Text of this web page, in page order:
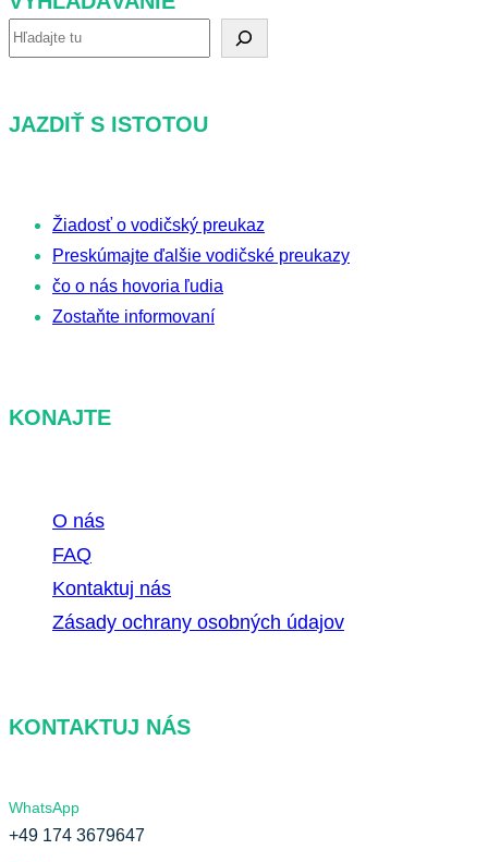
V
ľ
e
JAZDIŤ S ISTOTOU
Žiadosť o vodičský preukaz
Preskúmajte ďalšie vodičské preukazy
čo o nás hovoria ľudia
Zostaňte informovaní
KONAJTE
O nás
FAQ
Kontaktuj nás
Zásady ochrany osobných údajov
KONTAKTUJ NÁS
WhatsApp
+49 174 3679647